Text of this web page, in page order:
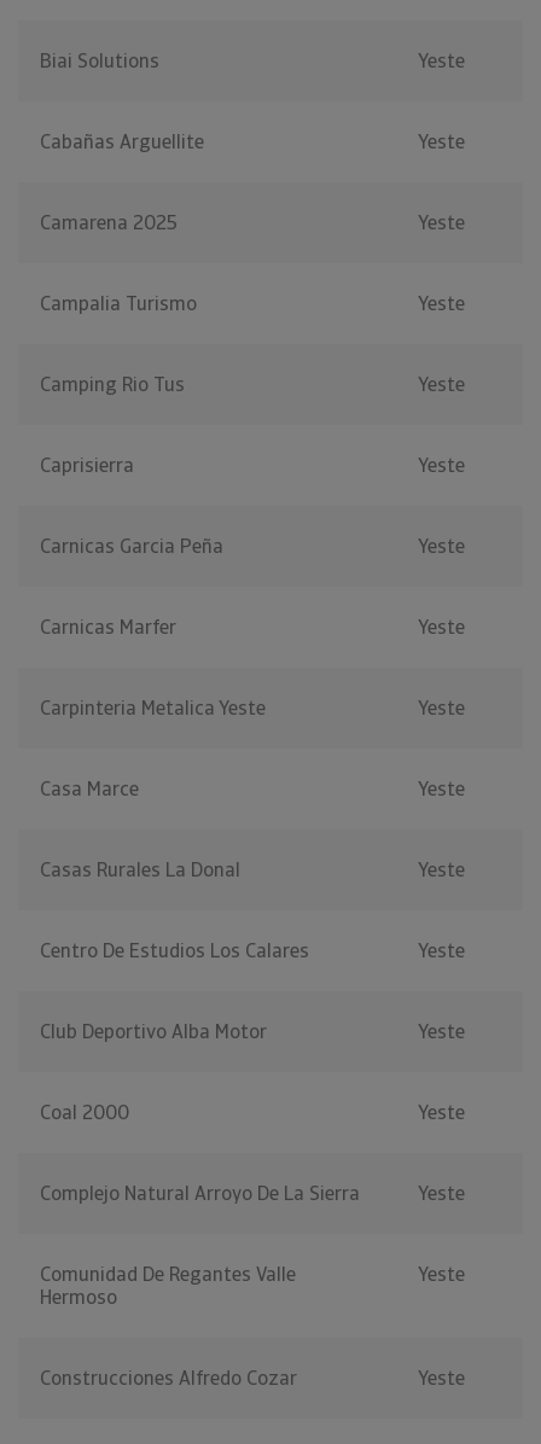
Biai Solutions Yeste
Cabañas Arguellite Yeste
Camarena 2025 Yeste
Campalia Turismo Yeste
Camping Rio Tus Yeste
Caprisierra Yeste
Carnicas Garcia Peña Yeste
Carnicas Marfer Yeste
Carpinteria Metalica Yeste Yeste
Casa Marce Yeste
Casas Rurales La Donal Yeste
Centro De Estudios Los Calares Yeste
Club Deportivo Alba Motor Yeste
Coal 2000 Yeste
Complejo Natural Arroyo De La Sierra Yeste
Comunidad De Regantes Valle
Hermoso
Yeste
Construcciones Alfredo Cozar Yeste